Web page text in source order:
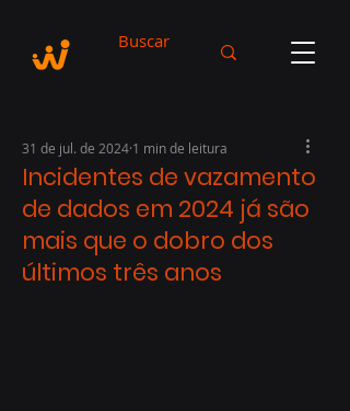
Incidentes de vazamento
de dados em 2024 já são
mais que o dobro dos
últimos três anos
31 de jul. de 2024 1 min de leitura